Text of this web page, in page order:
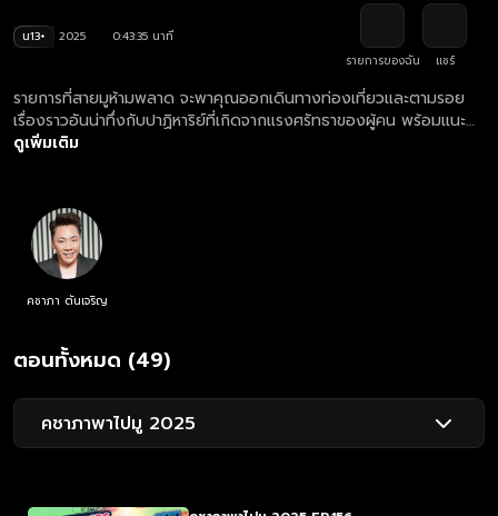
น13+ 2025
0:43:35 นาที
รายการของฉัน
แชร์
รายการที่สายมูห้ามพลาด จะพาคุณออกเดินทางท่องเที่ยวและตามรอย
เรื่องราวอันน่าทึ่งกับปาฏิหาริย์ที่เกิดจากแรงศรัทธาของผู้คน พร้อมแนะนำ
ทริคการมูที่ถูกต้อง ให้ปังไปด้วยกัน พร้อมกับ มดดำ คชาภา ดูย้อนหลัง
ดูเพิ่มเติม
คชาภา ตันเจริญ
ตอนทั้งหมด (49)
คชาภาพาไปมู 2025